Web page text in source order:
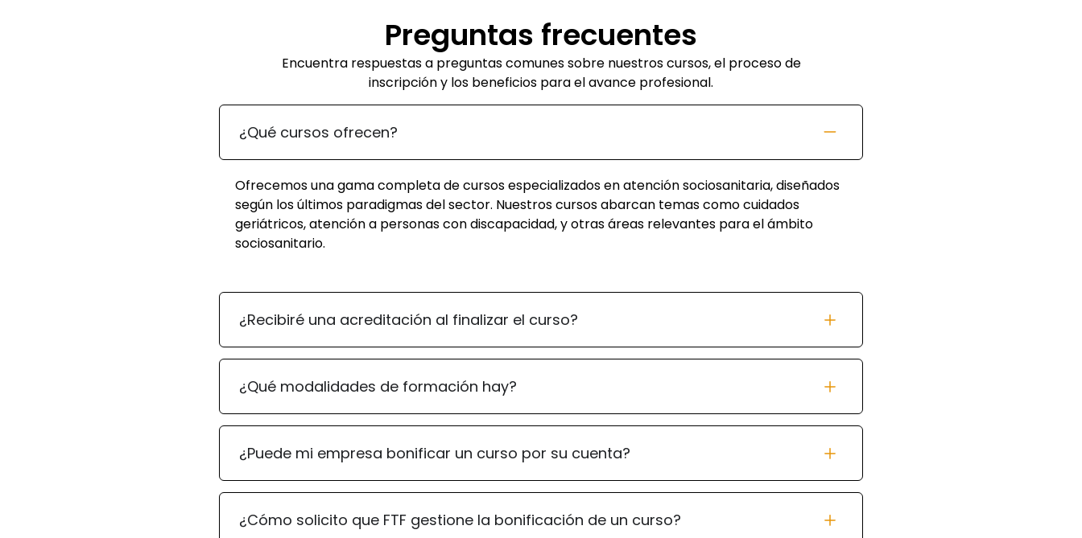
Preguntas frecuentes
Encuentra respuestas a preguntas comunes sobre nuestros cursos, el proceso de
inscripción y los beneficios para el avance profesional.
¿Qué cursos ofrecen?
Ofrecemos una gama completa de cursos especializados en atención sociosanitaria, diseñados
según los últimos paradigmas del sector. Nuestros cursos abarcan temas como cuidados
geriátricos, atención a personas con discapacidad, y otras áreas relevantes para el ámbito
sociosanitario.
¿Recibiré una acreditación al finalizar el curso?
¿Qué modalidades de formación hay?
¿Puede mi empresa bonificar un curso por su cuenta?
¿Cómo solicito que FTF gestione la bonificación de un curso?